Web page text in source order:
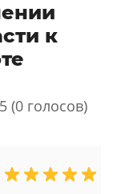
к
(0 голосов)